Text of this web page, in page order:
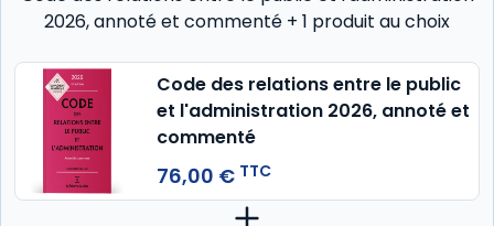
2026, annoté et commenté + 1 produit au choix
Code des relations entre le public
et l'administration 2026, annoté et
commenté
76,00 € TTC